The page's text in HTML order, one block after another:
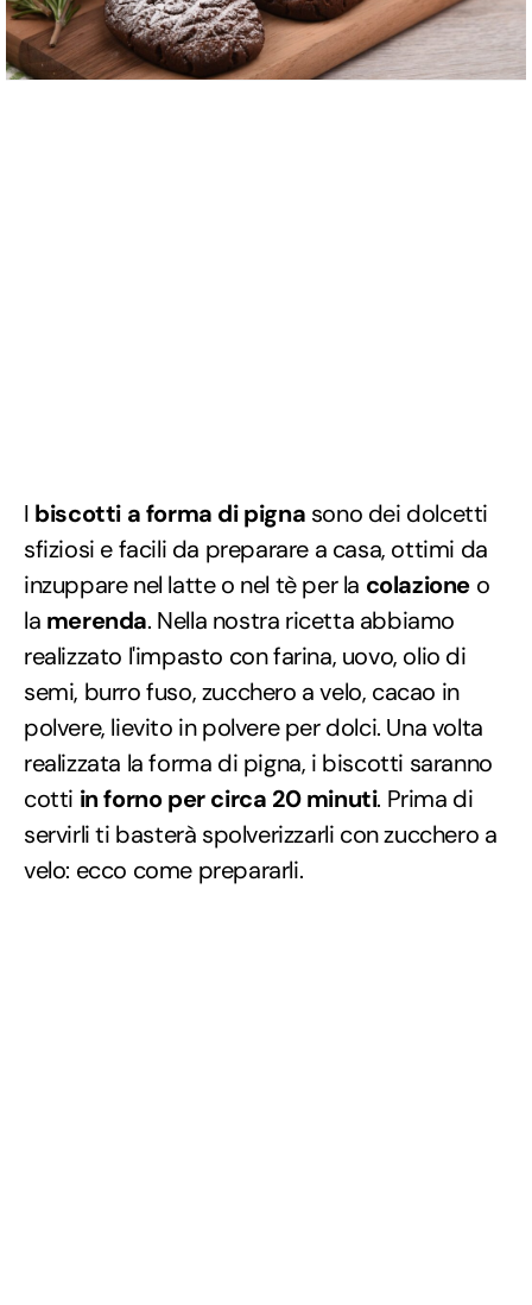
I biscotti a forma di pigna sono dei dolcetti
sfiziosi e facili da preparare a casa, ottimi da
inzuppare nel latte o nel tè per la colazione o
la merenda. Nella nostra ricetta abbiamo
realizzato l'impasto con farina, uovo, olio di
semi, burro fuso, zucchero a velo, cacao in
polvere, lievito in polvere per dolci. Una volta
realizzata la forma di pigna, i biscotti saranno
cotti in forno per circa 20 minuti. Prima di
servirli ti basterà spolverizzarli con zucchero a
velo: ecco come prepararli.